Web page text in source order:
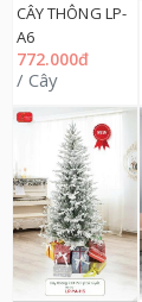
CÂY THÔNG LP-
A6
772.000đ
/ Cây